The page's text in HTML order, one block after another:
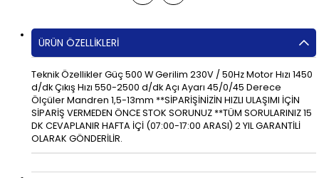
ÜRÜN ÖZELLIKLERI
Teknik Özellikler Güç 500 W Gerilim 230V / 50Hz Motor Hızı 1450
d/dk Çıkış Hızı 550-2500 d/dk Açı Ayarı 45/0/45 Derece
Ölçüler Mandren 1,5-13mm **SİPARİŞİNİZİN HIZLI ULAŞIMI İÇİN
SİPARİŞ VERMEDEN ÖNCE STOK SORUNUZ **TÜM SORULARINIZ 15
DK CEVAPLANIR HAFTA İÇİ (07:00-17:00 ARASI) 2 YIL GARANTİLİ
OLARAK GÖNDERİLİR.